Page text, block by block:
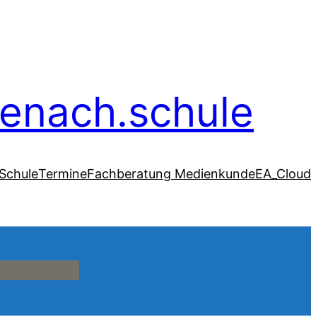
TermineFachberatung MedienkundeEA_Cloud